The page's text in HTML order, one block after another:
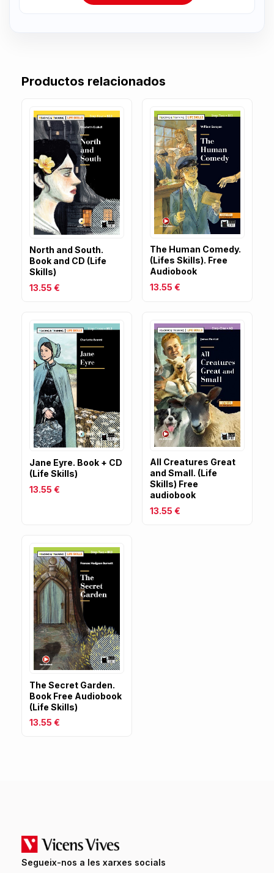
Productos relacionados
North and South.
Book and CD (Life
Skills)
13.55 €
The Human Comedy.
(Lifes Skills). Free
Audiobook
13.55 €
Jane Eyre. Book + CD
(Life Skills)
13.55 €
All Creatures Great
and Small. (Life
Skills) Free
audiobook
13.55 €
The Secret Garden.
Book Free Audiobook
(Life Skills)
13.55 €
Segueix-nos a les xarxes socials